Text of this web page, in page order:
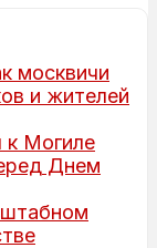
москвичи
и жителей
к Могиле
Днем